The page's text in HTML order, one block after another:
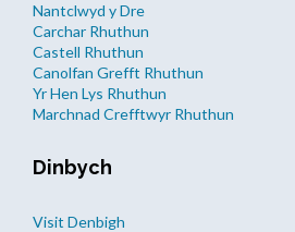
Nantclwyd y Dre
Carchar Rhuthun
Castell Rhuthun
Canolfan Grefft Rhuthun
Yr Hen Lys Rhuthun
Marchnad Crefftwyr Rhuthun
Dinbych
Visit Denbigh